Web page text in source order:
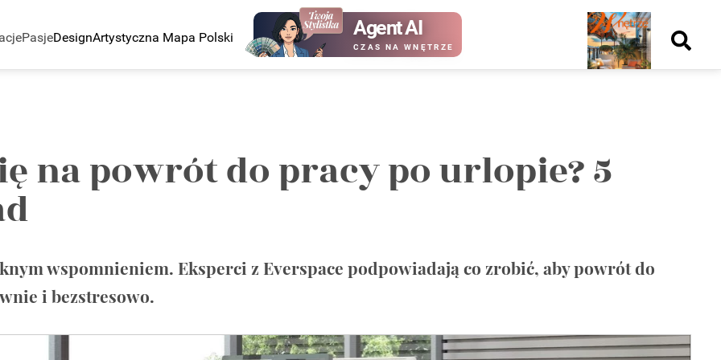
PasjeDesignArtystyczna Mapa Polski Agent AI
CZAS NA WNĘTRZE
Nowy
numer
kup ten
numer
na powrót do pracy po urlopie? 5
wspomnieniem. Eksperci z Everspace podpowiadają co zrobić, aby powrót do
i bezstresowo.